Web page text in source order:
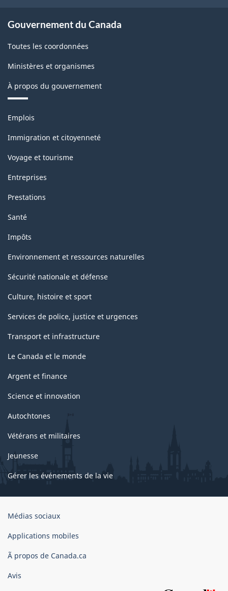
Gouvernement du Canada
Toutes les coordonnées
Ministères et organismes
À propos du gouvernement
Thèmes
sujets
Emplois
Immigration et citoyenneté
Voyage et tourisme
Entreprises
Prestations
Santé
Impôts
Environnement et ressources naturelles
Sécurité nationale et défense
Culture, histoire et sport
Services de police, justice et urgences
Transport et infrastructure
Le Canada et le monde
Argent et finance
Science et innovation
Autochtones
Vétérans et militaires
Jeunesse
Gérer les événements de la vie
Organisation
gouvernement
Canada
Médias sociaux
Applications mobiles
Ã propos de Canada.ca
Avis